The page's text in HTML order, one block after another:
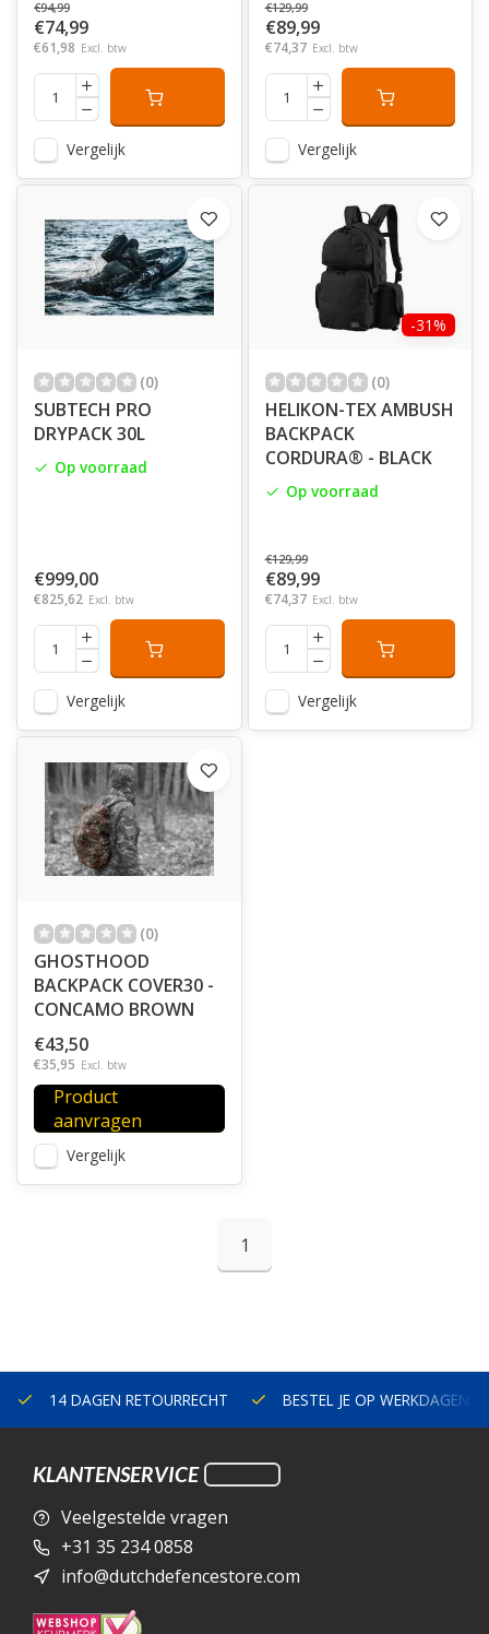
€94,99
€74,99
€61,98 Excl. btw
Vergelijk
€129,99
€89,99
€74,37 Excl. btw
Vergelijk
(0)
SUBTECH PRO
DRYPACK 30L
Op voorraad
€999,00
€825,62 Excl. btw
Vergelijk
-31%
(0)
HELIKON-TEX AMBUSH
BACKPACK
CORDURA® - BLACK
Op voorraad
€129,99
€89,99
€74,37 Excl. btw
Vergelijk
(0)
GHOSTHOOD
BACKPACK COVER30 -
CONCAMO BROWN
€43,50
€35,95 Excl. btw
Product
aanvragen
Vergelijk
1
14 DAGEN RETOURRECHT BESTEL JE OP WERKDAGEN
KLANTENSERVICE
Veelgestelde vragen
+31 35 234 0858
info@dutchdefencestore.com